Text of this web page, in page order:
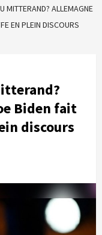
MITTERAND? ALLEMAGNE
EN PLEIN DISCOURS
Biden fait
discours